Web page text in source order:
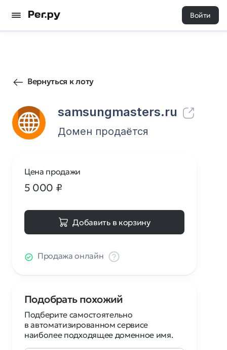
Войти
Вернуться к лоту
samsungmasters.ru
53 0
Домен продаётся
Цена продажи
5 000 ₽
Добавить в корзину
Продажа онлайн
Подобрать похожий
Подберите самостоятельно
в автоматизированном сервисе
наиболее подходящее доменное имя.